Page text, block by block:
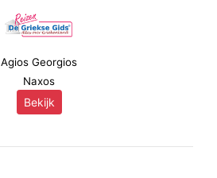
Agios Georgios
Naxos
Bekijk